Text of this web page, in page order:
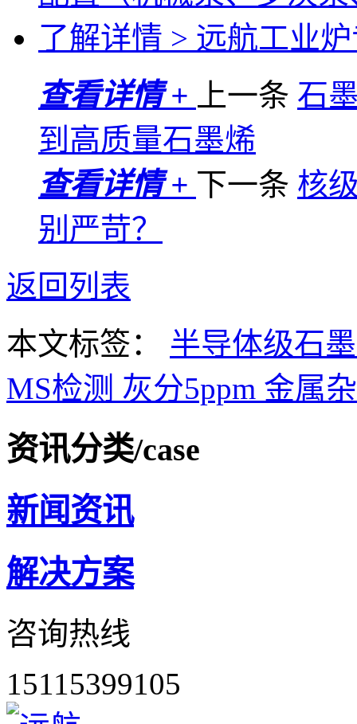
了解详情 > 远航工业
查看详情 +
上一条 石
到高质量石墨烯
查看详情 + 下一条 核
别严苛？
返回列表
本文标签： 半导体级石
MS检测 灰分5ppm 金属
资讯分类/case
新闻资讯
解决方案
咨询热线
15115399105